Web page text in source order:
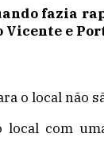
fazia
Vicente e
o local não
com